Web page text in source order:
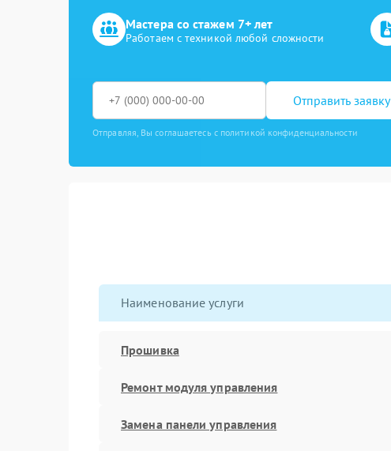
Мастера со стажем 7+ лет
Работаем с техникой любой сложности
Отправить заявку
Отправляя, Вы соглашаетесь с политикой конфиденциальности
Наименование услуги
Прошивка
Ремонт модуля управления
Замена панели управления